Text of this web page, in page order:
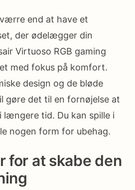
end at have et
der ødelægger din
Virtuoso RGB gaming
med fokus på komfort.
design og de bløde
gøre det til en fornøjelse at
længere tid. Du kan spille i
nogen form for ubehag.
for at skabe den